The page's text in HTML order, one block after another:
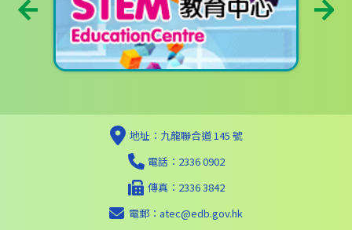
地址：九龍聯合道 145 號
電話：2336 0902
傳真：2336 3842
電郵： atec@edb.gov.hk